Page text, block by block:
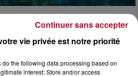
ORIENTALES : TROIS
À EXPLORER...
la vie sous-marine. Cet été, un
vie privée est notre priorité
do the following data processing based on
interest: Store and/or access
Continuer sans accepter